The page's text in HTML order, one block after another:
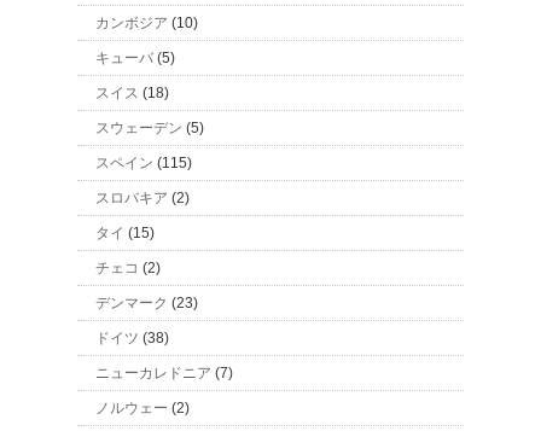
カンボジア (10)
キューバ (5)
スイス (18)
スウェーデン (5)
スペイン (115)
スロバキア (2)
タイ (15)
チェコ (2)
デンマーク (23)
ドイツ (38)
ニューカレドニア (7)
ノルウェー (2)